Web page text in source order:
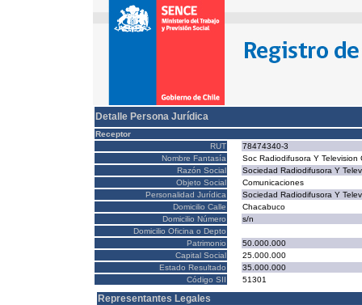
Detalle Persona Jurídica
Receptor
RUT
78474340-3
Nombre Fantasía
Soc Radiodifusora Y Television
Razón Social
Sociedad Radiodifusora Y
Objeto Social
Comunicaciones
Personalidad Jurídica
Sociedad Radiodifusora Y
Domicilio Calle
Chacabuco
Domicilio Número
s/n
Domicilio Oficina o Depto
Patrimonio
50.000.000
Capital Social
25.000.000
Estado Resultado
35.000.000
Código SII
51301
Representantes Legales